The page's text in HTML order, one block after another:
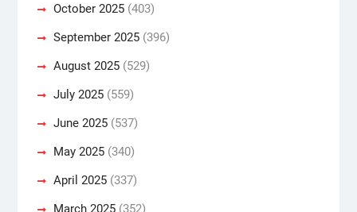
October 2025(403)
September 2025(396)
August 2025(529)
July 2025(559)
June 2025(537)
May 2025(340)
April 2025(337)
March 2025(352)